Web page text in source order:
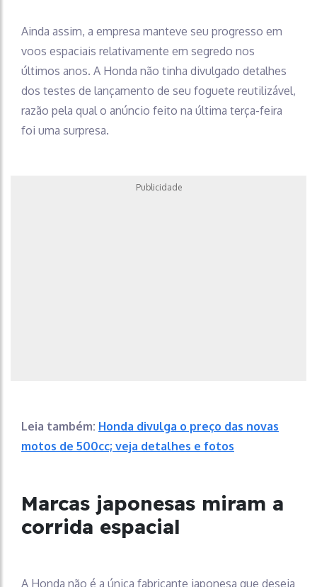
Ainda assim, a empresa manteve seu progresso em
voos espaciais relativamente em segredo nos
últimos anos. A Honda não tinha divulgado detalhes
dos testes de lançamento de seu foguete reutilizável,
razão pela qual o anúncio feito na última terça-feira
foi uma surpresa.
Publicidade
Leia também: Honda divulga o preço das novas
motos de 500cc; veja detalhes e fotos
Marcas japonesas miram a
corrida espacial
A Honda não é a única fabricante japonesa que deseja